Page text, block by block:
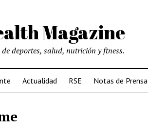
Magazine
deportes, salud, nutrición y ftness.
Actualidad RSE Notas de Prensa